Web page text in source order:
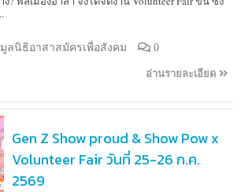
ลนิธิอาสาสมัครเพื่อสังคม 0
อ่านรายละเอียด
Gen Z Show proud & Show Pow x
Volunteer Fair วันที่ 25-26 ก.ค.
2569